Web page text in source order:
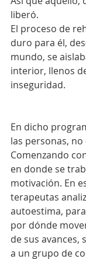
liberó.
El proceso de
duro para él,
mundo, se
interior, llenos
inseguridad.
En dicho
las personas,
Comenzando
en donde se
motivación. En
terapeutas
autoestima,
por dónde
de sus avances,
a un grupo de